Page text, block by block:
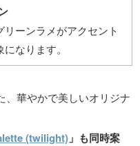
ーンラメがアクセント
なります。
、華やかで美しいオリジナ
(twilight) 」も同時案